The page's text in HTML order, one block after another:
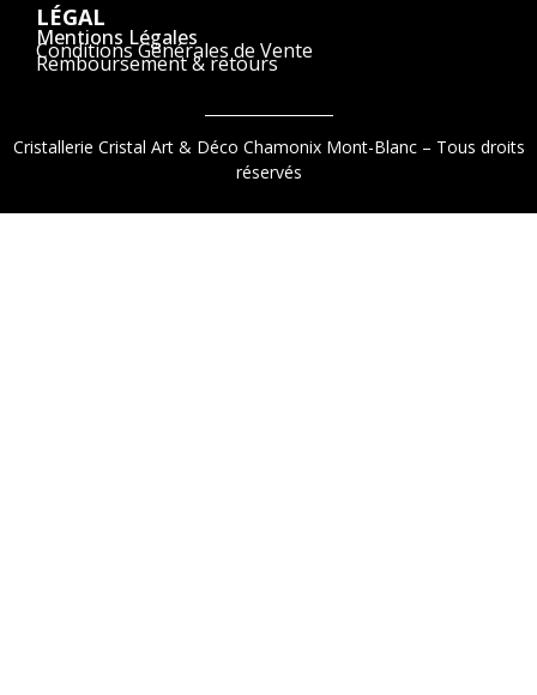
LÉGAL
Mentions Légales
Conditions Générales de Vente
Remboursement & retours
Cristallerie Cristal Art & Déco Chamonix Mont-Blanc – Tous droits
réservés